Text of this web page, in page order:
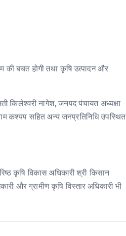
की बचत होगी तथा कृषि उत्पादन और
किलेश्वरी नागेश, जनपद पंचायत अध्यक्षा
कश्यप सहित अन्य जनप्रतिनिधि उपस्थित
कृषि विकास अधिकारी श्री किसान
और ग्रामीण कृषि विस्तार अधिकारी भी